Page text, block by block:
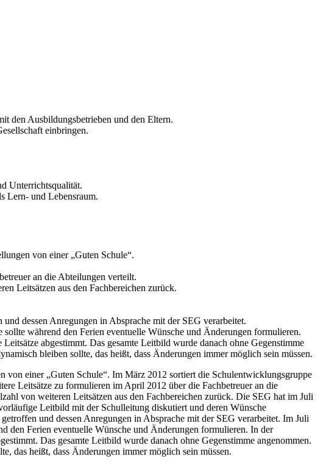
den Ausbildungsbetrieben und den Eltern.
einbringen.
Unterrichtsqualität.
Lern- und Lebensraum.
von einer „Guten Schule“.
an die Abteilungen verteilt.
Leitsätzen aus den Fachbereichen zurück.
dessen Anregungen in Absprache mit der SEG verarbeitet.
während den Ferien eventuelle Wünsche und Änderungen formulieren.
abgestimmt. Das gesamte Leitbild wurde danach ohne Gegenstimme
bleiben sollte, das heißt, dass Änderungen immer möglich sein müssen.
einer „Guten Schule“. Im März 2012 sortiert die Schulentwicklungsgruppe
Leitsätze zu formulieren im April 2012 über die Fachbetreuer an die
von weiteren Leitsätzen aus den Fachbereichen zurück. Die SEG hat im Juli
Leitbild mit der Schulleitung diskutiert und deren Wünsche
und dessen Anregungen in Absprache mit der SEG verarbeitet. Im Juli
den Ferien eventuelle Wünsche und Änderungen formulieren. In der
Das gesamte Leitbild wurde danach ohne Gegenstimme angenommen.
das heißt, dass Änderungen immer möglich sein müssen.